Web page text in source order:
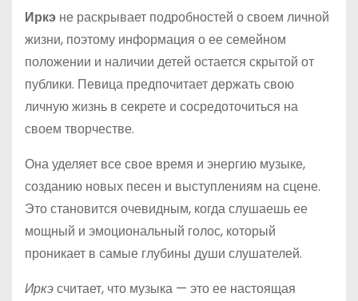
Иркэ не раскрывает подробностей о своем личной
жизни, поэтому информация о ее семейном
положении и наличии детей остается скрытой от
публики. Певица предпочитает держать свою
личную жизнь в секрете и сосредоточиться на
своем творчестве.
Она уделяет все свое время и энергию музыке,
созданию новых песен и выступлениям на сцене.
Это становится очевидным, когда слушаешь ее
мощный и эмоциональный голос, который
проникает в самые глубины души слушателей.
Иркэсчитает, что музыка — это ее настоящая